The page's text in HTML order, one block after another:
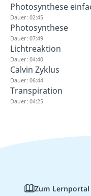
Photosynthese
Dauer: 02:45
Photosynthese
Dauer: 07:49
Lichtreaktion
Dauer: 04:40
Calvin Zyklus
Dauer: 06:44
Transpiration
Dauer: 04:25
Zum Lernportal